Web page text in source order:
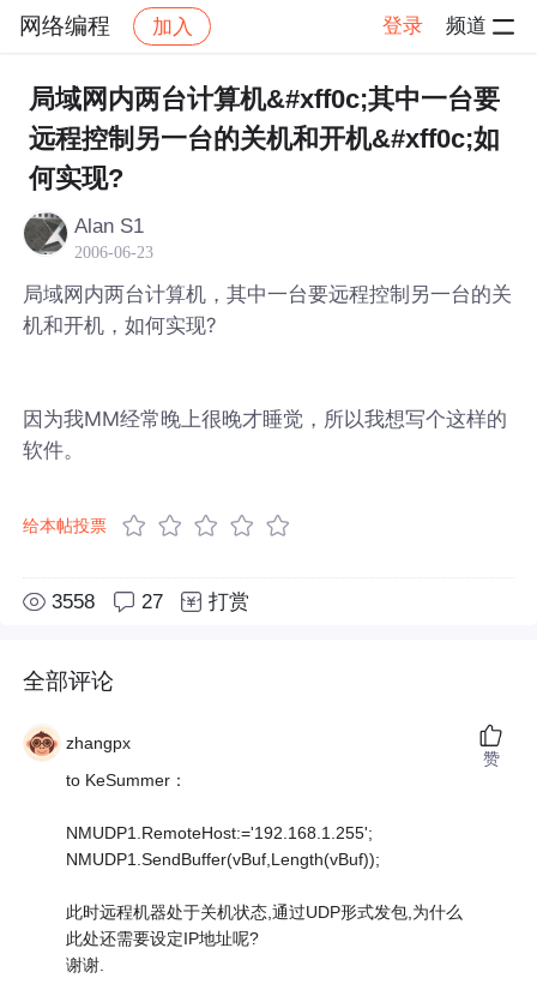
网络编程 加入 登录 频道
社区 网络编程 帖子详情
局域网内两台计算机&#xff0c;其中一台要
远程控制另一台的关机和开机&#xff0c;如
何实现?
Alan S1
2006-06-23
局域网内两台计算机，其中一台要远程控制另一台的关
机和开机，如何实现?
因为我MM经常晚上很晚才睡觉，所以我想写个这样的
软件。
给本帖投票
3558 27 打赏
全部评论
zhangpx
to KeSummer：
NMUDP1.RemoteHost:='192.168.1.255';
NMUDP1.SendBuffer(vBuf,Length(vBuf));
此时远程机器处于关机状态,通过UDP形式发包,为什么
此处还需要设定IP地址呢?
谢谢.
赞